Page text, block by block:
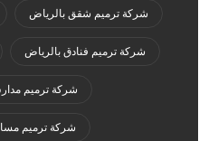
شركة ترميم شقق بالرياض
شركة ترميم فنادق بالرياض
شركة ترميم
شركة ترميم